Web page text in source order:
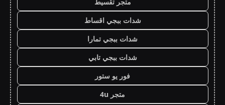
متجر تقسيط
شدات ببجي اقساط
شدات ببجي تمارا
شدات ببجي تابي
فور يو ستور
متجر 4u